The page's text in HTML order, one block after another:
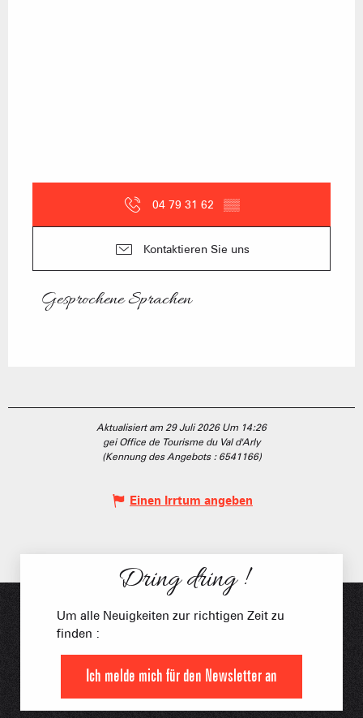
04 79 31 62 ▒▒
Kontaktieren Sie uns
Gesprochene Sprachen
Gesprochene Sprachen
Aktualisiert am 29 Juli 2026 Um 14:26
gei Office de Tourisme du Val d'Arly
(Kennung des Angebots : 6541166)
Einen Irrtum angeben
Dring dring !
Um alle Neuigkeiten zur richtigen Zeit zu
finden :
Ich melde mich für den Newsletter an